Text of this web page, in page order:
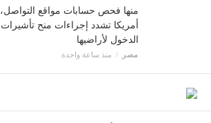
منها فحص حسابات مواقع التواصل،
أمريكا تشدد إجراءات منح تأشيرات
الدخول لأراضيها
مصر منذ ساعة واحدة